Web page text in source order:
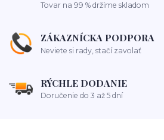
Tovar na 99 % držíme skladom
ZÁKAZNÍCKA PODPORA
Neviete si rady, stačí zavolať
RÝCHLE DODANIE
Doručenie do 3 až 5 dní